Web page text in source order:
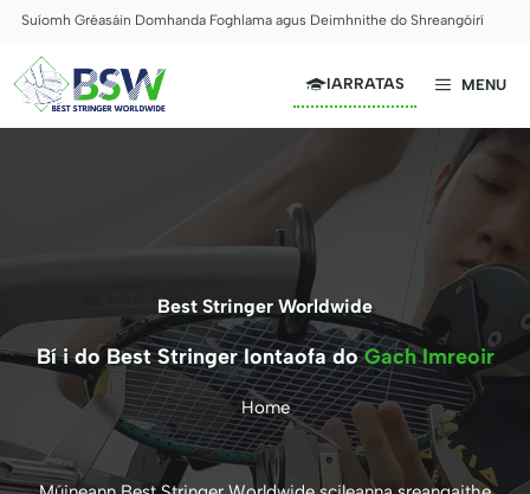
Skip
content
Suíomh Gréasáin Domhanda Foghlama agus Deimhnithe do Shreangóirí
MENU
IARRATAS
Best Stringer Worldwide
Bí i do Best Stringer Iontaofa doGach Imreoir
Home